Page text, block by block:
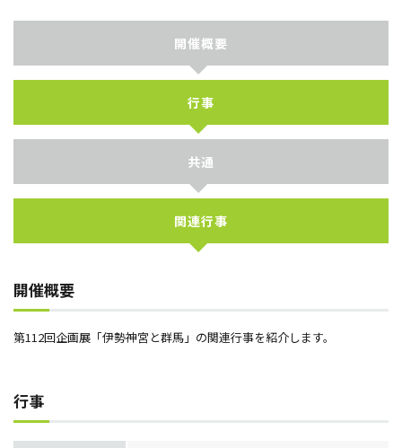
開催概要
行事
共通
関連行事
開催概要
第112回企画展「伊勢神宮と群馬」の関連行事を紹介します。
行事